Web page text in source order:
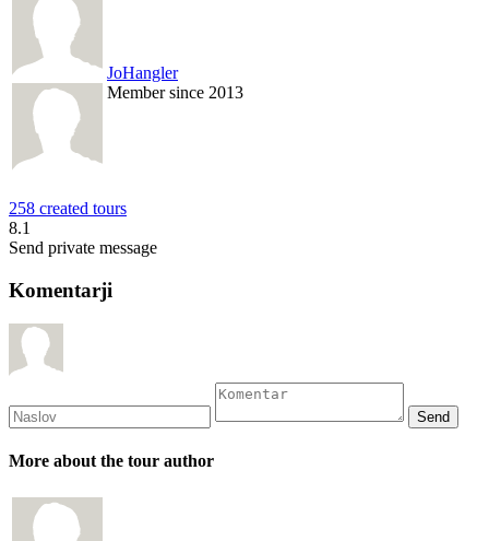
JoHangler
Member since 2013
258 created tours
8.1
Send private message
Komentarji
More about the tour author